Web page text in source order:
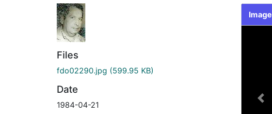
Files
fdo02290.jpg (599.95 KB)
Date
1984-04-21